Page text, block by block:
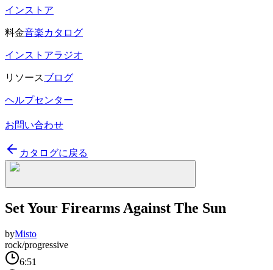
インストア
料金音楽カタログ
インストアラジオ
リソースブログ
ヘルプセンター
お問い合わせ
カタログに戻る
Set Your Firearms Against The Sun
byMisto
rock/progressive
6:51